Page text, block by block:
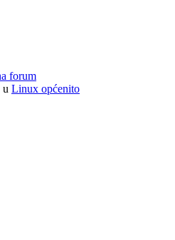
forum
u Linux općenito